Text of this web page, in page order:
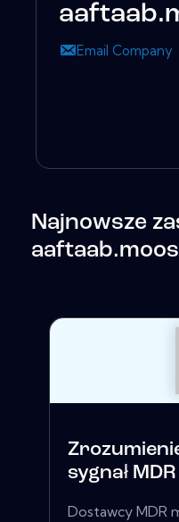
Email Company
Najnowsze
sygnał
Dostawcy MDR